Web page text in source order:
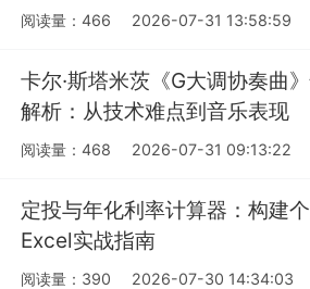
阅读量：466 2026-07-31 13:58:59
卡尔·斯塔米茨《G大调协奏曲
解析：从技术难点到音乐表现
阅读量：468 2026-07-31 09:13:22
定投与年化利率计算器：构建
Excel实战指南
阅读量：390 2026-07-30 14:34:03